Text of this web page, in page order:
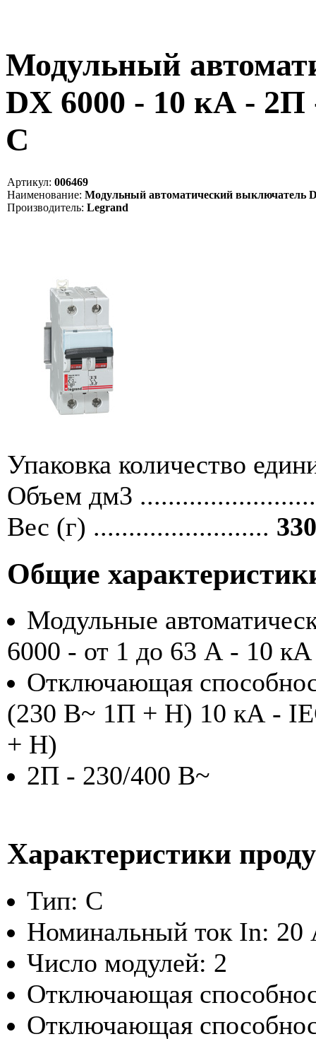
Модульный
DX 6000 - 10 кА - 2П
C
Артикул: 006469
Наименование: Модульный автоматический выключатель
Производитель: Legrand
Упаковка количество
Объем дм3
Вес (г) .........................
Общие
Модульные
6000 - от 1 до 63 А - 10
Отключающая
(230 В~ 1П + Н) 10 кА -
+ Н)
2П - 230/400 В~
Характеристики
Тип: C
Номинальный ток In: 20
Число модулей: 2
Отключающая
Отключающая